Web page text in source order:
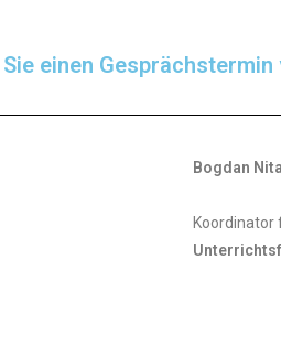
einen
Bogdan Nita
Koordinator